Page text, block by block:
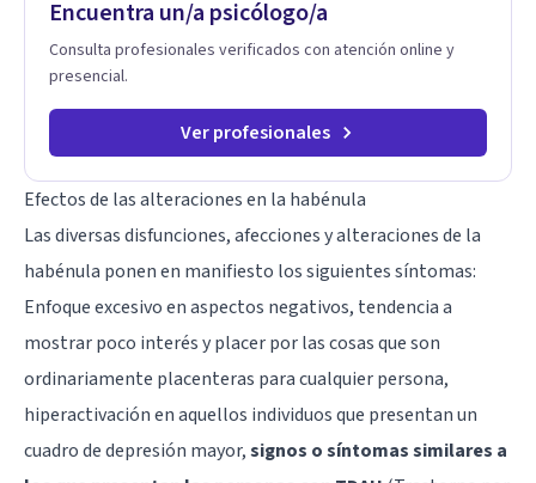
auténtica y significativa.
Encuentra un/a psicólogo/a
Consulta profesionales verificados con atención online y
presencial.
Ver profesionales
Efectos de las alteraciones en la habénula
Las diversas disfunciones, afecciones y alteraciones de la
habénula ponen en manifiesto los siguientes síntomas:
Enfoque excesivo en aspectos negativos, tendencia a
mostrar poco interés y placer por las cosas que son
ordinariamente placenteras para cualquier persona,
hiperactivación en aquellos individuos que presentan un
cuadro de depresión mayor,signos o síntomas similares a